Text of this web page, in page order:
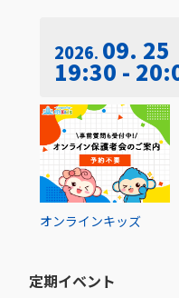
2026 09. 25
19:30 -
オンラインキッズ
定期イベント​